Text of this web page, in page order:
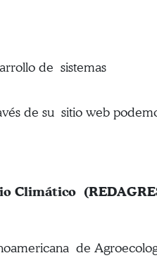
de sistemas
de su sitio web
Climático
de